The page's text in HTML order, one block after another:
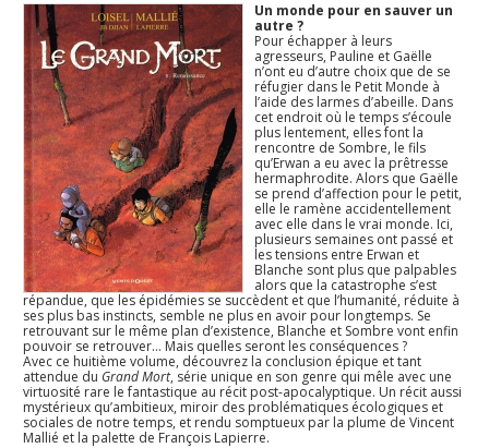
Un monde pour en sauver un
autre ?
Pour échapper à leurs
agresseurs, Pauline et Gaëlle
n’ont eu d’autre choix que de se
réfugier dans le Petit Monde à
l’aide des larmes d’abeille. Dans
cet endroit où le temps s’écoule
plus lentement, elles font la
rencontre de Sombre, le fils
qu’Erwan a eu avec la prêtresse
hermaphrodite. Alors que Gaëlle
se prend d’affection pour le petit,
elle le ramène accidentellement
avec elle dans le vrai monde. Ici,
plusieurs semaines ont passé et
les tensions entre Erwan et
Blanche sont plus que palpables
alors que la catastrophe s’est
répandue, que les épidémies se succèdent et que l’humanité, réduite à
ses plus bas instincts, semble ne plus en avoir pour longtemps. Se
retrouvant sur le même plan d’existence, Blanche et Sombre vont enfin
pouvoir se retrouver… Mais quelles seront les conséquences ?
Avec ce huitième volume, découvrez la conclusion épique et tant
attendue du Grand Mort, série unique en son genre qui mêle avec une
virtuosité rare le fantastique au récit post-apocalyptique. Un récit aussi
mystérieux qu’ambitieux, miroir des problématiques écologiques et
sociales de notre temps, et rendu somptueux par la plume de Vincent
Mallié et la palette de François Lapierre.